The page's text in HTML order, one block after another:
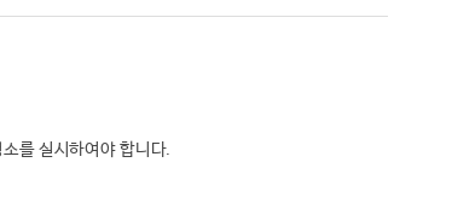
를 실시하여야 합니다.